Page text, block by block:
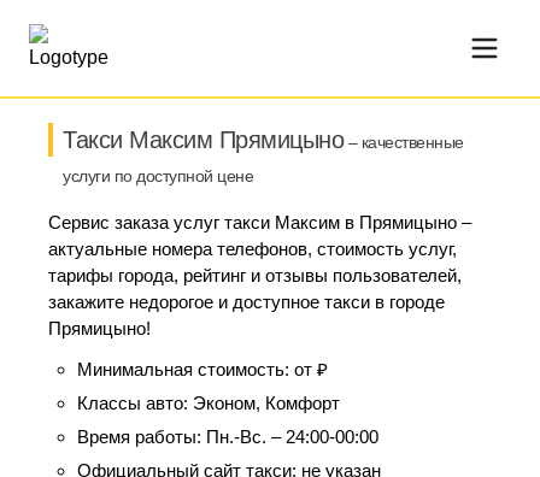
Такси Максим Прямицыно– качественные
услуги по доступной цене
Сервис заказа услуг такси Максим в Прямицыно –
актуальные номера телефонов, стоимость услуг,
тарифы города, рейтинг и отзывы пользователей,
закажите недорогое и доступное такси в городе
Прямицыно!
Минимальная стоимость: от ₽
Классы авто: Эконом, Комфорт
Время работы: Пн.-Вс. – 24:00-00:00
Официальный сайт такси: не указан